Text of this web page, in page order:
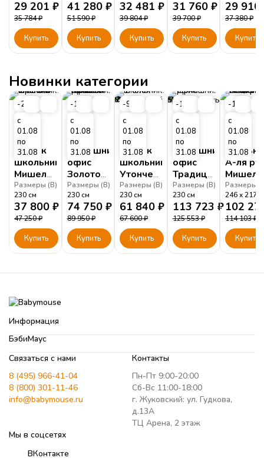
29 201 ₽
35 784₽
Купить
41 280 ₽
51 590₽
Купить
32 481 ₽
39 804₽
Купить
31 760 ₽
39 700₽
Купить
29 910
37 380₽
Купить
Новинки категории
-20%
с
01.08
по
31.08
Уголок
школьника
Мишель
Орегано
Размеры (В)
230 см
37 800 ₽
47 250₽
Купить
-17%
с
01.08
по
31.08
Домашний
офис
Золотой
Мишель
Белый
Размеры (В)
230 см
74 750 ₽
89 950₽
Купить
-9%
с
01.08
по
31.08
Уголок
школьника
Утонченный
Мишель
Фрост
Размеры (В)
230 см
61 840 ₽
67 600₽
Купить
-10%
с
01.08
по
31.08
Домашний
офис
Традиционный
Мишель
Белый
Размеры (В)
230 см
113 723 ₽
125 553₽
Купить
-11%
с
01.08
по
31.08
Спальня
А-ля
Мишель
Белый
Размеры (
246
217
102
114 103₽
Купить
Информация
БэбиМаус
Связаться с нами
8 (495) 966-41-04
8 (800) 301-11-46
info@babymouse.ru
Контакты
Пн-Пт 9:00-20:00
Сб-Вс 11:00-18:00
г. Жуковский: ул. Гудкова,
д.13А
ТЦ Арена, 2 этаж
Мы в соцсетях
ВКонтакте